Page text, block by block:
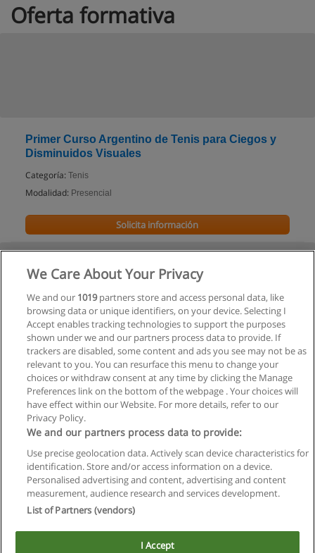
Oferta formativa
Primer Curso Argentino de Tenis para Ciegos y
Disminuidos Visuales
Categoría: Tenis
Modalidad: Presencial
Solicita información
Ver cursos históricos
Privacidad de datos
Contactar con Educaedu
Copyright © Educaedu Business S.L. - CIF : B-95610580: -
We Care About Your Privacy
We and our 1019partners store and access personal data, like
browsing data or unique identifiers, on your device. Selecting I
Accept enables tracking technologies to support the purposes
shown under we and our partners process data to provide. If
trackers are disabled, some content and ads you see may not be as
relevant to you. You can resurface this menu to change your
choices or withdraw consent at any time by clicking the Manage
Preferences link on the bottom of the webpage . Your choices will
have effect within our Website. For more details, refer to our
Privacy Policy.
We and our partners process data to provide:
Use precise geolocation data. Actively scan device characteristics for
identification. Store and/or access information on a device.
Personalised advertising and content, advertising and content
measurement, audience research and services development.
List of Partners (vendors)
I Accept